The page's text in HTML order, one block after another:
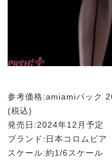
参考価格:amiamiパック
(税込)
発売日:2024年12月予定
ブランド:日本コロムビア
スケール:約1/6スケール